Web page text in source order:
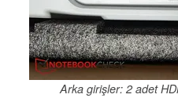
Arka girişler: 2 adet